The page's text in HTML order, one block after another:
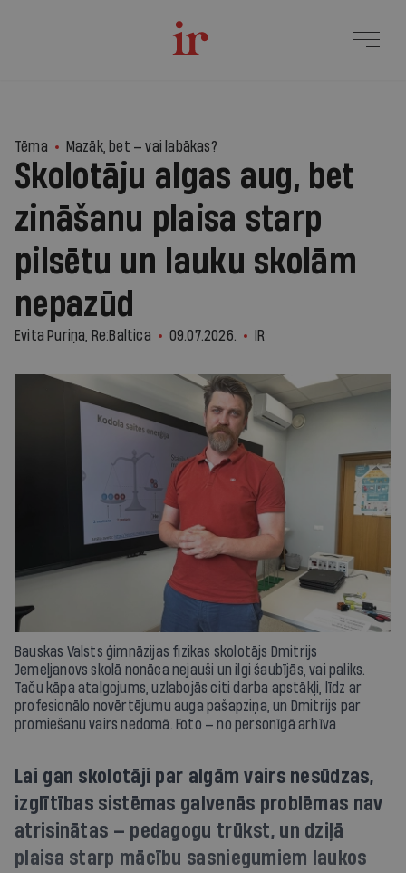
Tēma Mazāk, bet — vai labākas?
Skolotāju algas aug, bet
zināšanu plaisa starp
pilsētu un lauku skolām
nepazūd
Evita Puriņa, Re:Baltica 09.07.2026. IR
Bauskas Valsts ģimnāzijas fizikas skolotājs Dmitrijs
Jemeļjanovs skolā nonāca nejauši un ilgi šaubījās, vai paliks.
Taču kāpa atalgojums, uzlabojās citi darba apstākļi, līdz ar
profesionālo novērtējumu auga pašapziņa, un Dmitrijs par
promiešanu vairs nedomā. Foto — no personīgā arhīva
Lai gan skolotāji par algām vairs nesūdzas,
izglītības sistēmas galvenās problēmas nav
atrisinātas — pedagogu trūkst, un dziļā
plaisa starp mācību sasniegumiem laukos